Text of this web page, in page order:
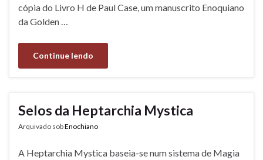
cópia do Livro H de Paul Case, um manuscrito Enoquiano
da Golden …
Continue lendo
Selos da Heptarchia Mystica
Arquivado sobEnochiano
A Heptarchia Mystica baseia-se num sistema de Magia